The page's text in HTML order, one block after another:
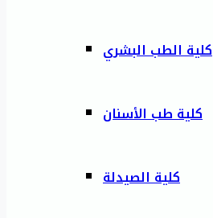
كلية الطب البشري
كلية طب الأسنان
كلية الصيدلة